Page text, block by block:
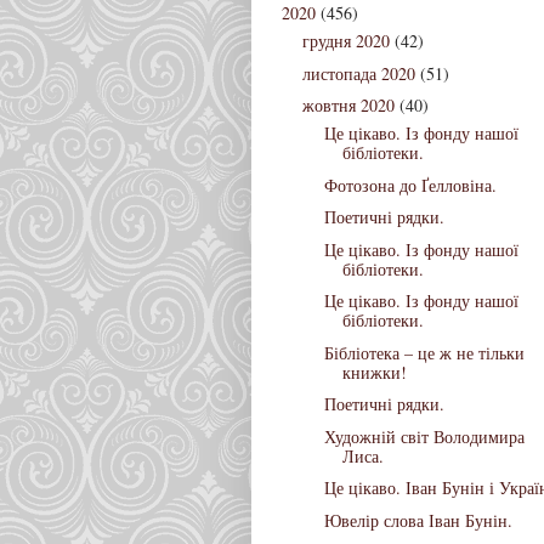
2020 (456)
грудня 2020 (42)
листопада 2020 (51)
жовтня 2020 (40)
Це цікаво. Із фонду нашої
бібліотеки.
Фотозона до Ґелловіна.
Поетичні рядки.
Це цікаво. Із фонду нашої
бібліотеки.
Це цікаво. Із фонду нашої
бібліотеки.
Бібліотека – це ж не тільки
книжки!
Поетичні рядки.
Художній світ Володимира
Лиса.
Це цікаво. Іван Бунін і
Ювелір слова Іван Бунін.